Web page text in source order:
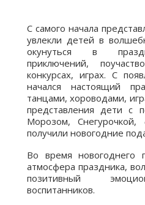
С самого начала
увлекли детей в
окунуться в
приключений,
конкурсах, играх. С
начался настоящий
танцами, хороводами,
представления дети с
Морозом, Снегурочкой,
получили новогодние
Во время новогоднего
атмосфера праздника,
позитивный
воспитанников.